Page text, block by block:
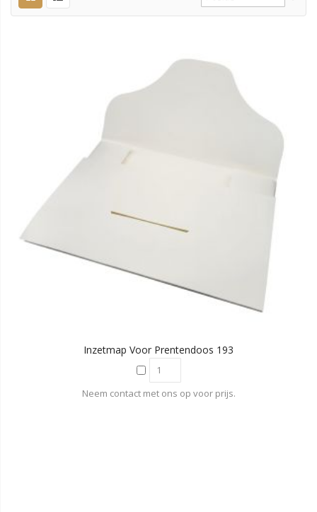
Inzetmap Voor Prentendoos 193
Neem contact met ons op voor prijs.